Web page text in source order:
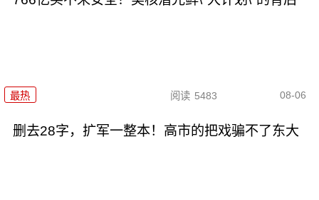
最热 阅读 5483 08-06
删去28字，扩军一整本！高市的把戏骗不了东大